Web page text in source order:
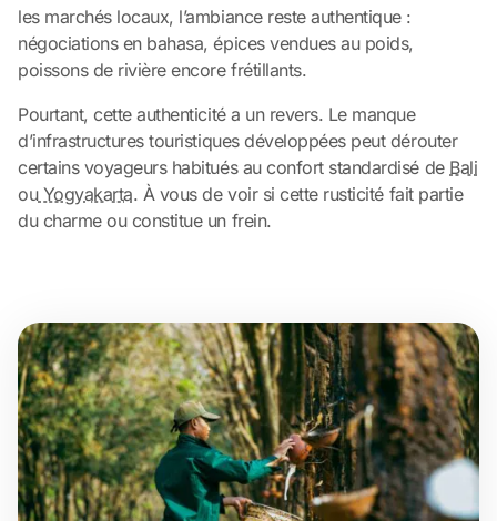
les marchés locaux, l’ambiance reste authentique :
négociations en bahasa, épices vendues au poids,
poissons de rivière encore frétillants.
Pourtant, cette authenticité a un revers. Le manque
d’infrastructures touristiques développées peut dérouter
certains voyageurs habitués au confort standardisé de Bali
ouYogyakarta. À vous de voir si cette rusticité fait partie
du charme ou constitue un frein.